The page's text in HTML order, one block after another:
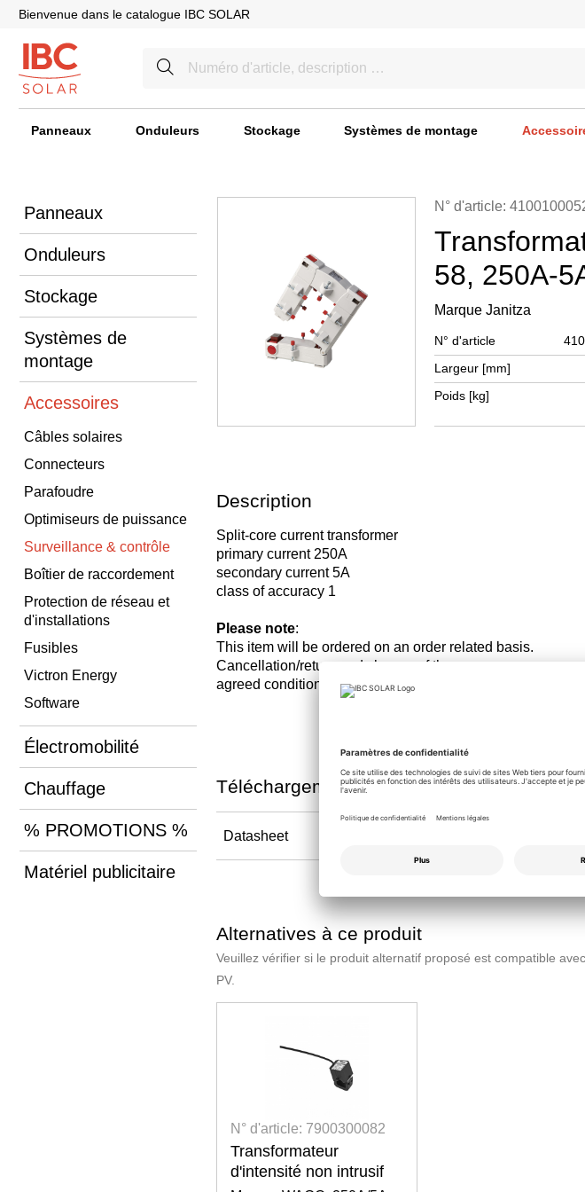
Bienvenue dans le catalogue IBC SOLAR
Panneaux Onduleurs Stockage Systèmes de montage
Panneaux
Onduleurs
Stockage
Systèmes de
montage
Accessoires
Câbles solaires
Connecteurs
Parafoudre
Optimiseurs de puissance
Surveillance & contrôle
Boîtier de raccordement
Protection de réseau et
d'installations
Fusibles
Victron Energy
Software
Électromobilité
Chauffage
% PROMOTIONS %
Matériel publicitaire
N° d'article:
58, 250A-
Marque Janitza
N° d'article
Largeur [mm]
Poids [kg]
Description
Split-core current transformer
primary current 250A
secondary current 5A
class of accuracy 1
Please note:
This item will be ordered on an order related basis.
Cancellation/return and change of the
agreed conditions is excluded!
Téléchargements
Datasheet
Alternatives à ce produit
Veuillez vérifier si le produit alternatif proposé est compatible
PV.
N° d'article: 7900300082
Transformateur
d'intensité non intrusif